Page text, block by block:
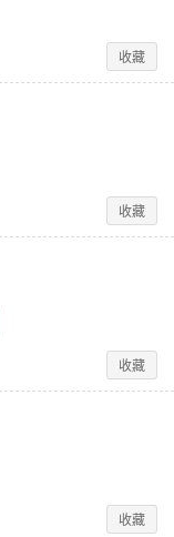
收藏
收藏
收藏
收藏